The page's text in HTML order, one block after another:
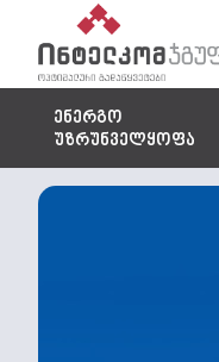
ენერგო
უზრუნველყოფა